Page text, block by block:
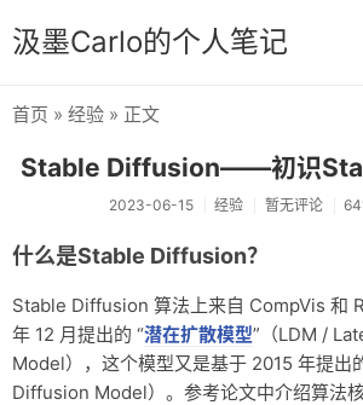
汲墨Carlo的个人笔记
分类
文章
相册
首页 » 经验 » 正文
Stable Diffusion——初识
2023-06-15 经验 暂无评论
什么是Stable Diffusion？
Stable Diffusion 算法上来自 CompVis 和
年 12 月提出的 “潜在扩散模型”（LDM /
Model），这个模型又是基于 2015 年提出
Diffusion Model）。参考论文中介绍算法核